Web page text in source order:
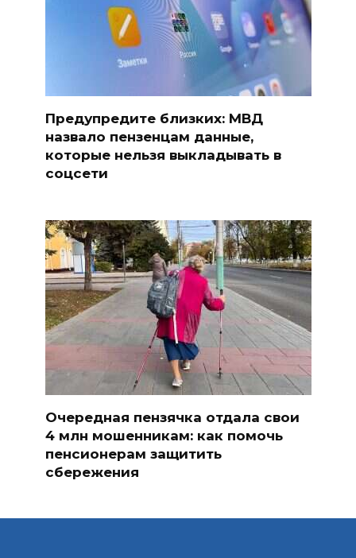
Предупредите близких: МВД
назвало пензенцам данные,
которые нельзя выкладывать в
соцсети
Очередная пензячка отдала свои
4 млн мошенникам: как помочь
пенсионерам защитить
сбережения